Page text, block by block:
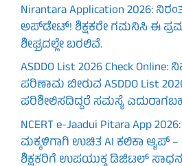
Nirantara Application 2026:
ಅಪ್‌ಡೇಟ್! ಶಿಕ್ಷಕರೇ ಗಮನಿಸಿ ಈ
ಶೀಘ್ರದಲ್ಲೇ ಬರಲಿವೆ.
ASDDO List 2026 Check
ಪರಿಣಾಮ ಬೀರುವ ASDDO List
ಪರಿಶೀಲಿಸದಿದ್ದರೆ ಸಮಸ್ಯೆ
NCERT e-Jaadui Pitara App
ಮಕ್ಕಳಿಗಾಗಿ ಉಚಿತ AI ಕಲಿಕಾ ಆ್ಯಪ್
ಶಿಕ್ಷಕರಿಗೆ ಉಪಯುಕ್ತ ಡಿಜಿಟಲ್ ಸಾಧನ